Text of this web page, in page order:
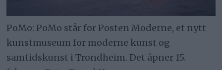
PoMo: PoMo står for Posten Moderne, et nytt
kunstmuseum for moderne kunst og
samtidskunst i Trondheim. Det åpner 15.